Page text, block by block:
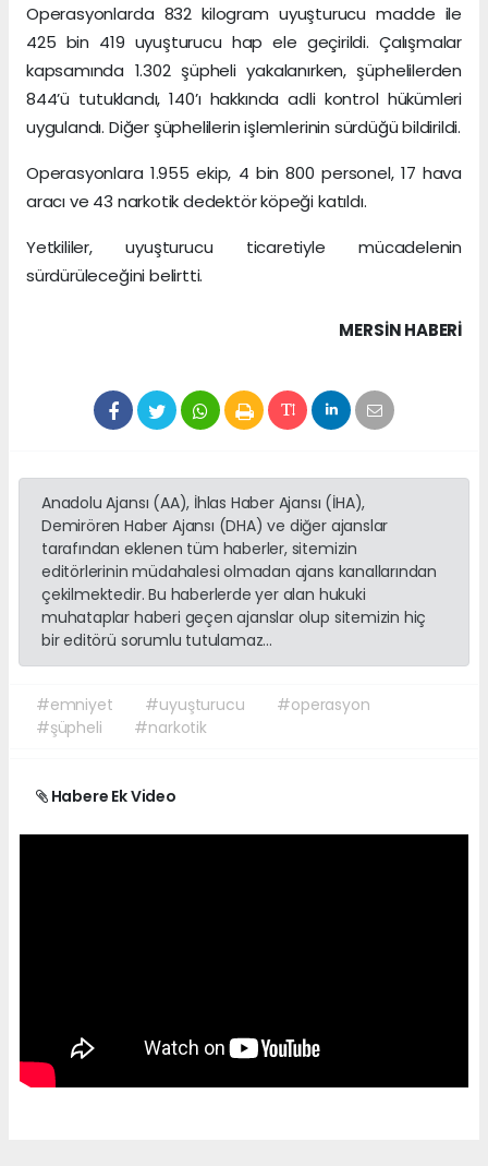
Operasyonlarda 832 kilogram uyuşturucu madde ile
425 bin 419 uyuşturucu hap ele geçirildi. Çalışmalar
kapsamında 1.302 şüpheli yakalanırken, şüphelilerden
844’ü tutuklandı, 140’ı hakkında adli kontrol hükümleri
uygulandı. Diğer şüphelilerin işlemlerinin sürdüğü bildirildi.
Operasyonlara 1.955 ekip, 4 bin 800 personel, 17 hava
aracı ve 43 narkotik dedektör köpeği katıldı.
Yetkililer, uyuşturucu ticaretiyle mücadelenin
sürdürüleceğini belirtti.
MERSIN HABERİ
Anadolu Ajansı (AA), İhlas Haber Ajansı (İHA),
Demirören Haber Ajansı (DHA) ve diğer ajanslar
tarafından eklenen tüm haberler, sitemizin
editörlerinin müdahalesi olmadan ajans kanallarından
çekilmektedir. Bu haberlerde yer alan hukuki
muhataplar haberi geçen ajanslar olup sitemizin hiç
bir editörü sorumlu tutulamaz...
#emniyet #uyuşturucu
#operasyon
#şüpheli
#narkotik
Habere Ek Video